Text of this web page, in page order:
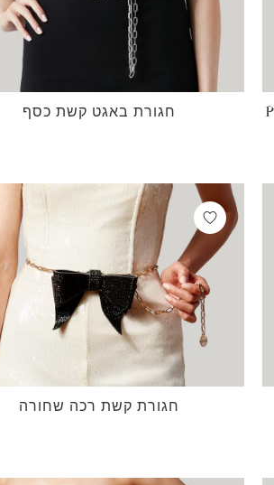
חגורת באגט קשת כסף
חגורת קשת רכה שחורה